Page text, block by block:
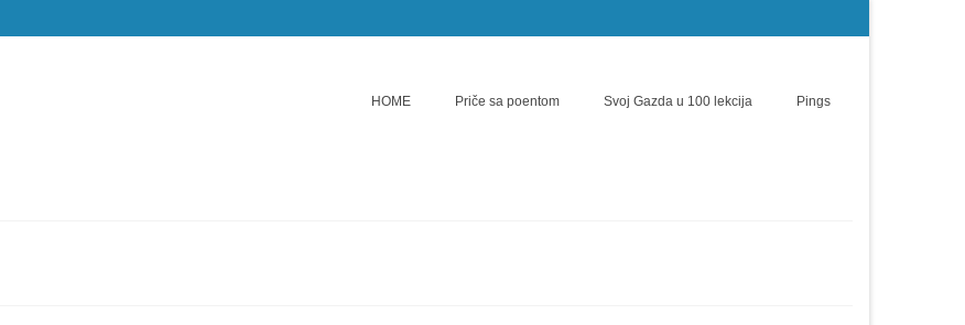
HOME Priče sa poentom Svoj Gazda u 100 lekcija Pings